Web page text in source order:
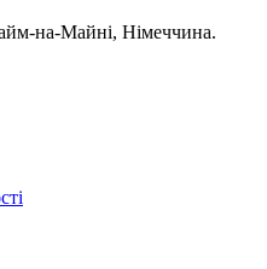
на-Майні, Німеччина.